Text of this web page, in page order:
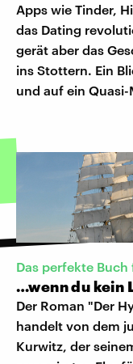
Apps wie Tinder,
das Dating
gerät aber das
ins Stottern. Ein
und auf ein
Das perfekte
…wenn du kein
Der Roman "Der
handelt von dem
Kurwitz, der